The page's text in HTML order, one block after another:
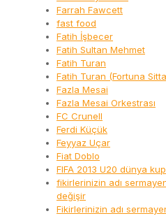
Farrah Fawcett
fast food
Fatih İşbecer
Fatih Sultan Mehmet
Fatih Turan
Fatih Turan (Fortuna
Fazla Mesai
Fazla Mesai Orkestrası
FC Crunell
Ferdi Küçük
Feyyaz Uçar
Fiat Doblo
FIFA 2013 U20 dünya
fikirlerinizin adı
değişir
Fikirlerinizin adı